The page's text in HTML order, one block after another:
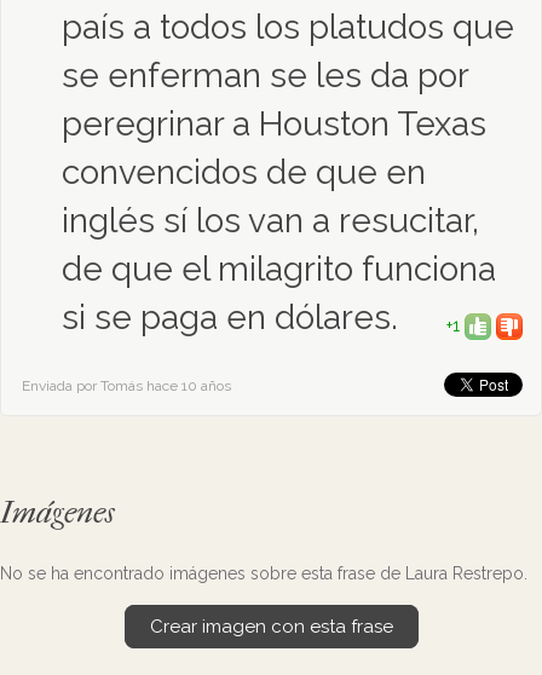
país a todos los platudos que
se enferman se les da por
peregrinar a Houston Texas
convencidos de que en
inglés sí los van a resucitar,
de que el milagrito funciona
si se paga en dólares.
+1
Enviada por Tomás hace 10 años
Imágenes
No se ha encontrado imágenes sobre esta frase de Laura Restrepo.
Crear imagen con esta frase